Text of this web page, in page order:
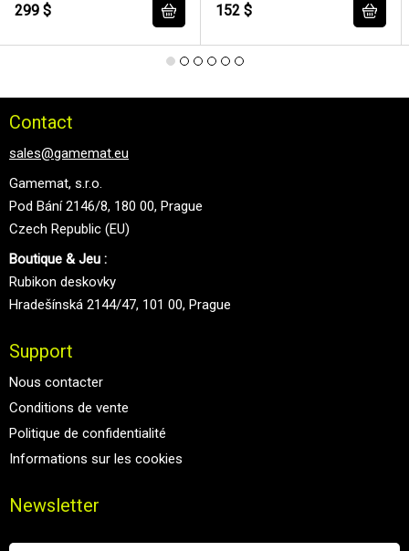
299 $ 152 $
Contact
sales@gamemat.eu
Gamemat, s.r.o.
Pod Bání 2146/8, 180 00, Prague
Czech Republic (EU)
Boutique & Jeu :
Rubikon deskovky
Hradešínská 2144/47, 101 00, Prague
Support
Nous contacter
Conditions de vente
Politique de confidentialité
Informations sur les cookies
Newsletter